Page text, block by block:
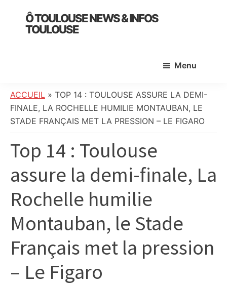
primary
Ô TOULOUSE NEWS & INFOS
TOULOUSE
:
info
locale,
culture,
politique,
météo,
divers
initiatives
Menu
ACCUEIL » TOP 14 : TOULOUSE ASSURE LA DEMI-
FINALE, LA ROCHELLE HUMILIE MONTAUBAN, LE
STADE FRANÇAIS MET LA PRESSION – LE FIGARO
Top 14 : Toulouse
assure la demi-finale, La
Rochelle humilie
Montauban, le Stade
Français met la pression
– Le Figaro